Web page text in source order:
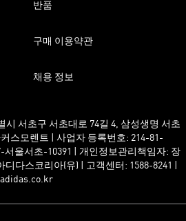
반품
구매 이용약관
채용 정보
시 서초구 서초대로 74길 4, 삼성생명 서초
스모렌트 | 사업자 등록번호: 214-81-
서울서초-10391 | 개인정보관리책임자: 장
다스코리아(유) | 고객센터: 1588-8241 |